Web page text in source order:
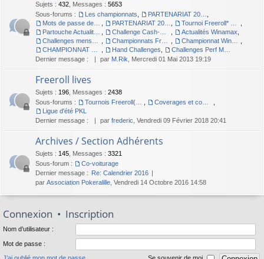
Sujets : 432 Messages : 5653
Sous-forums :
Les championnats
Actualités Winamax
Hand Challenges
Dernier message :
par M.Rik , Mercredi 01 Mai 2013 19:19
Freeroll lives
Sujets : 196 Messages : 2438
Sous-forums :
Ligue d'été PKL
Dernier message :
par frederic , Vendredi 09 Février 2018 20:41
Archives / Section Adhérents
Sujets : 145 Messages : 3321
Sous-forum :
Co-voiturage
Dernier message : Re: Calendrier 2016
par Association Pokeralille , Vendredi 14 Octobre 2016 14:58
Connexion • Inscription
Nom d’utilisateur :
Mot de passe :